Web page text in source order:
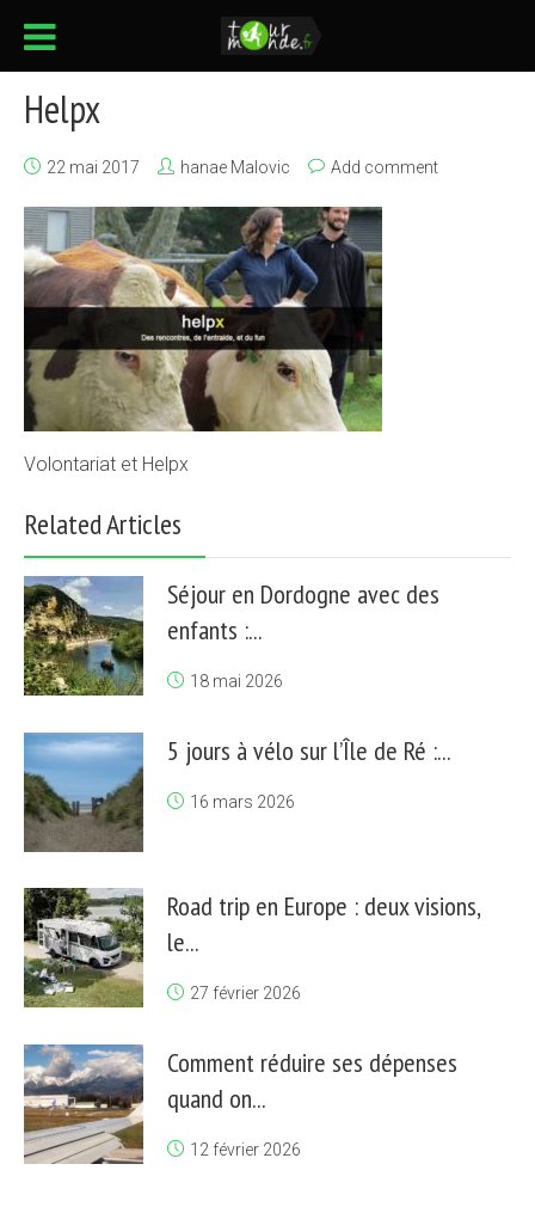
Helpx
22 mai 2017 hanae Malovic Add comment
Volontariat et Helpx
Related Articles
Séjour en Dordogne avec des
enfants :...
18 mai 2026
5 jours à vélo sur l’Île de Ré :...
16 mars 2026
Road trip en Europe : deux visions,
le...
27 février 2026
Comment réduire ses dépenses
quand on...
12 février 2026